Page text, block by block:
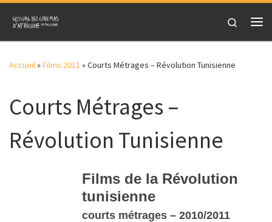
Skip to content
Search
Accueil»Films 2011 »Courts Métrages – Révolution Tunisienne
Courts Métrages –
Révolution Tunisienne
Films de la Révolution
tunisienne
courts métrages – 2010/2011